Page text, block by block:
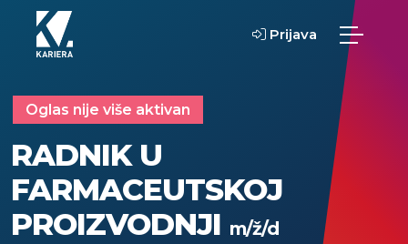
Prijava
Oglas nije više aktivan
RADNIK U
FARMACEUTSKOJ
PROIZVODNJI m/ž/d